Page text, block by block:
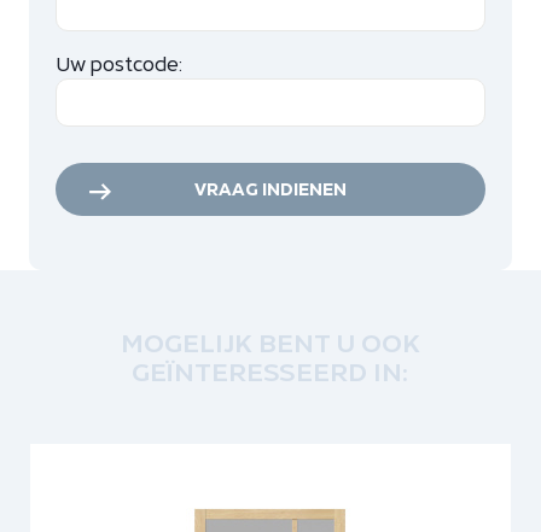
Uw postcode:
VRAAG INDIENEN
MOGELIJK BENT U OOK
GEÏNTERESSEERD IN: